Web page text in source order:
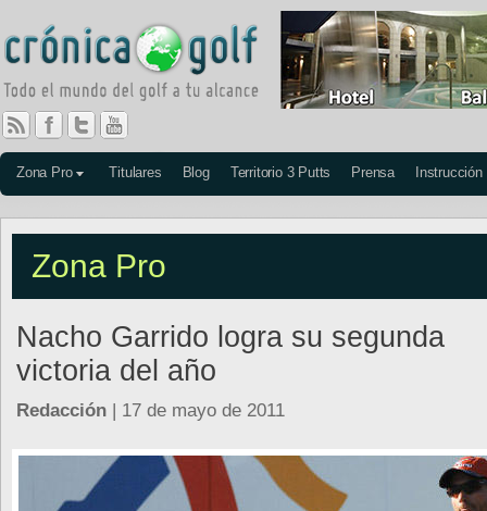
Zona Pro Titulares Blog Territorio 3 Putts Prensa Instrucción
Zona Pro
Nacho Garrido logra su segunda
victoria del año
Redacción | 17 de mayo de 2011